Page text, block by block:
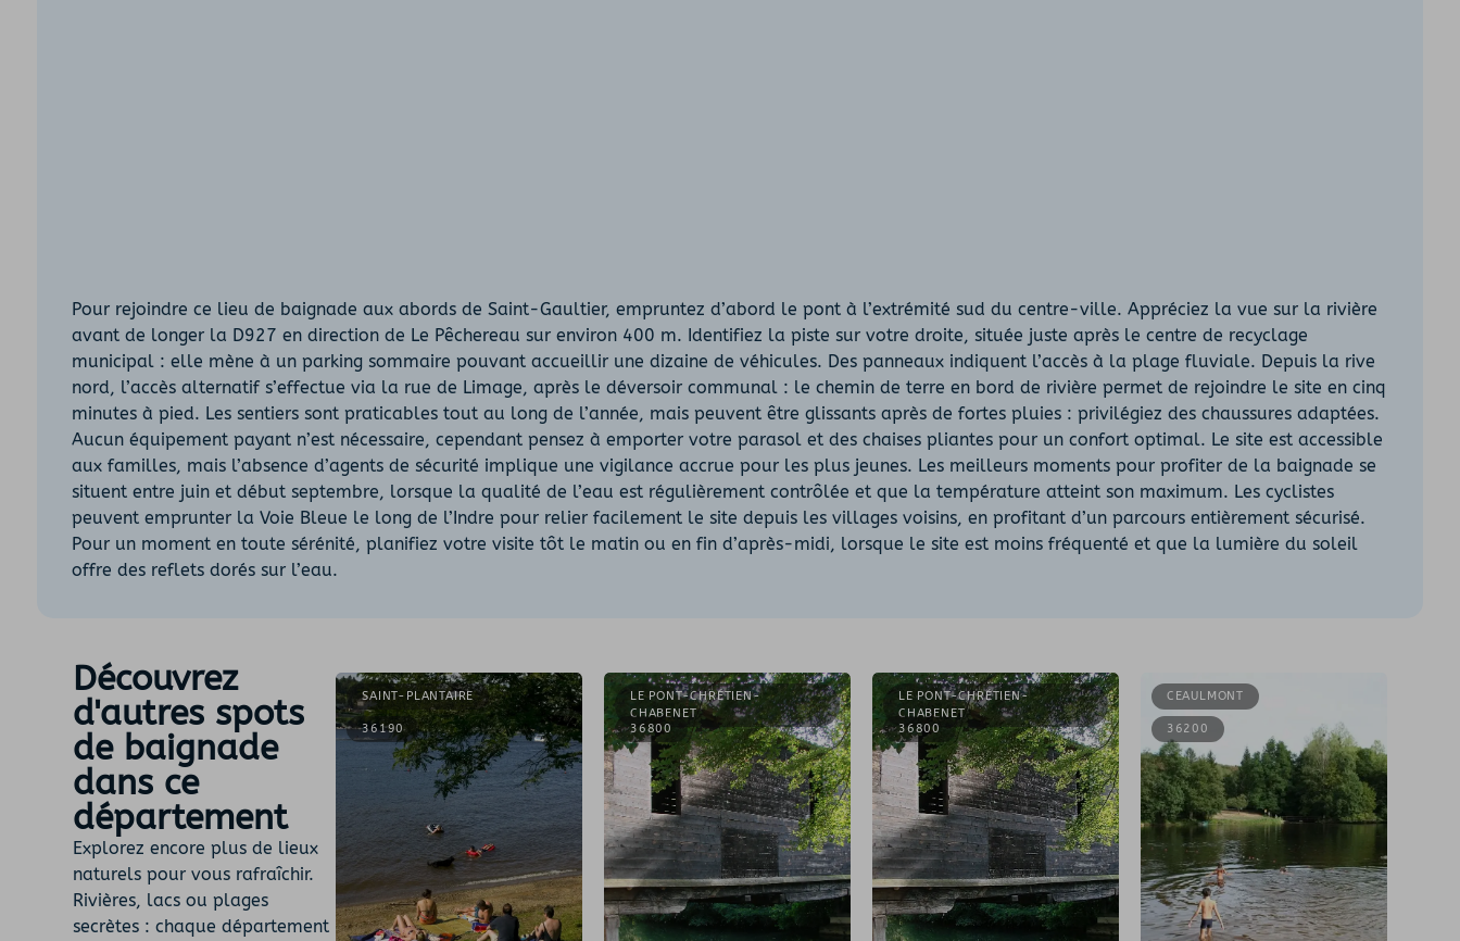
Pour rejoindre ce lieu de baignade aux abords de Saint-Gaultier, empruntez d’abord le pont à l’extrémité sud du centre-ville. Appréciez la vue sur la rivière
avant de longer la D927 en direction de Le Pêchereau sur environ 400 m. Identifiez la piste sur votre droite, située juste après le centre de recyclage
municipal : elle mène à un parking sommaire pouvant accueillir une dizaine de véhicules. Des panneaux indiquent l’accès à la plage fluviale. Depuis la rive
nord, l’accès alternatif s’effectue via la rue de Limage, après le déversoir communal : le chemin de terre en bord de rivière permet de rejoindre le site en cinq
minutes à pied. Les sentiers sont praticables tout au long de l’année, mais peuvent être glissants après de fortes pluies : privilégiez des chaussures adaptées.
Aucun équipement payant n’est nécessaire, cependant pensez à emporter votre parasol et des chaises pliantes pour un confort optimal. Le site est accessible
aux familles, mais l’absence d’agents de sécurité implique une vigilance accrue pour les plus jeunes. Les meilleurs moments pour profiter de la baignade se
situent entre juin et début septembre, lorsque la qualité de l’eau est régulièrement contrôlée et que la température atteint son maximum. Les cyclistes
peuvent emprunter la Voie Bleue le long de l’Indre pour relier facilement le site depuis les villages voisins, en profitant d’un parcours entièrement sécurisé.
Pour un moment en toute sérénité, planifiez votre visite tôt le matin ou en fin d’après-midi, lorsque le site est moins fréquenté et que la lumière du soleil
offre des reflets dorés sur l’eau.
Découvrez
d'autres spots
de baignade
dans ce
département
Explorez encore plus de lieux
naturels pour vous rafraîchir.
Rivières, lacs ou plages
secrètes : chaque département
SAINT-PLANTAIRE
36190
LE PONT-CHRÉTIEN-
CHABENET
36800
LE PONT-CHRÉTIEN-
CHABENET
36800
CEAULMONT
36200